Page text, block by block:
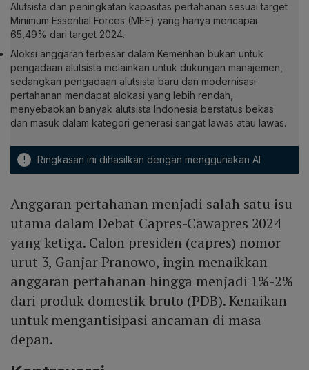
Alutsista dan peningkatan kapasitas pertahanan sesuai target
Minimum Essential Forces (MEF) yang hanya mencapai
65,49% dari target 2024.
Aloksi anggaran terbesar dalam Kemenhan bukan untuk
pengadaan alutsista melainkan untuk dukungan manajemen,
sedangkan pengadaan alutsista baru dan modernisasi
pertahanan mendapat alokasi yang lebih rendah,
menyebabkan banyak alutsista Indonesia berstatus bekas
dan masuk dalam kategori generasi sangat lawas atau lawas.
! Ringkasan ini dihasilkan dengan menggunakan AI
Anggaran pertahanan menjadi salah satu isu
utama dalam Debat Capres-Cawapres 2024
yang ketiga. Calon presiden (capres) nomor
urut 3, Ganjar Pranowo, ingin menaikkan
anggaran pertahanan hingga menjadi 1%-2%
dari produk domestik bruto (PDB). Kenaikan
untuk mengantisipasi ancaman di masa
depan.